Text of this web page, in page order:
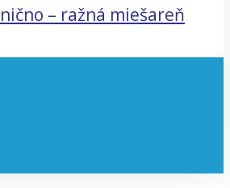
– ražná miešareň